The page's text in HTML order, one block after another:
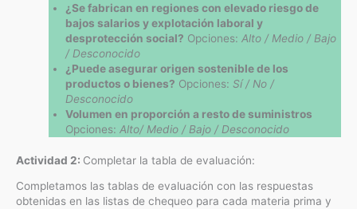
¿Se fabrican en regiones con elevado riesgo de
bajos salarios y explotación laboral y
desprotección social? Opciones: Alto / Medio / Bajo
/ Desconocido
¿Puede asegurar origen sostenible de los
productos o bienes? Opciones: Sí / No /
Desconocido
Volumen en proporción a resto de suministros
Opciones: Alto/ Medio / Bajo / Desconocido
Actividad 2: Completar la tabla de evaluación:
Completamos las tablas de evaluación con las respuestas
obtenidas en las listas de chequeo para cada materia prima y